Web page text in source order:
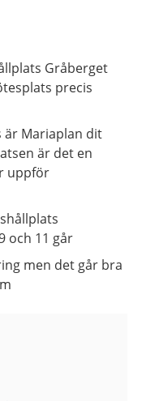
Gråberget
precis
är Mariaplan dit
är det en
uppför
och 11 går
men det går bra